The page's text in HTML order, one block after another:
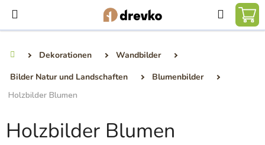
Inhalt
springen
Suchen
Dekorationen
Wandbilder
Bilder Natur und Landschaften
Blumenbilder
Holzbilder Blumen
Holzbilder Blumen